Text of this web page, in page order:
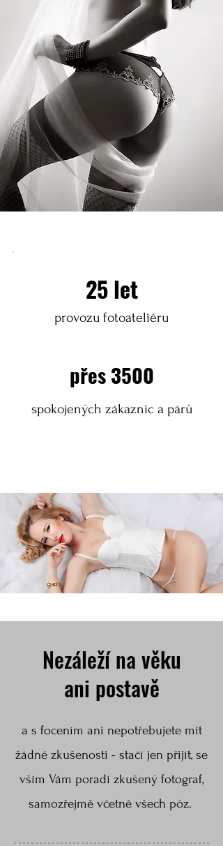
25 let
provozu fotoateliéru
přes 3500
spokojených zákaznic a párů
Nezáleží na věku
ani postavě
a s focením ani nepotřebujete mít
žádné zkušenosti - stačí jen přijít, se
vším Vám poradí zkušený fotograf,
samozřejmě včetně všech póz.